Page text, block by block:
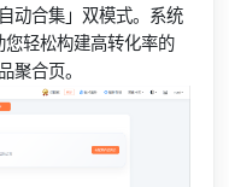
自动合集」双模式。系统
您轻松构建高转化率的
聚合页。